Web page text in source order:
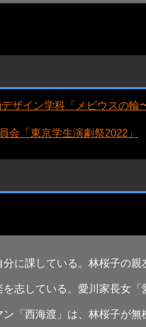
ザイン学科「メビウスの輪
会「東京学生演劇祭2022」
に課している。林桜子の親
志している。愛川家長女「
「西海渡」は、林桜子が無